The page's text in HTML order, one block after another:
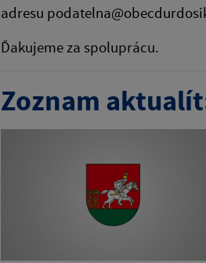
adresu
Ďakujeme za spoluprácu.
Zoznam